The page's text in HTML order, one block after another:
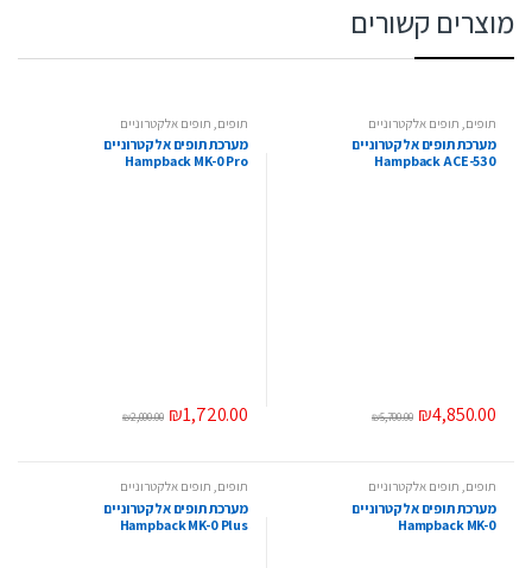
מוצרים קשורים
תופים תופים אלקטרוניים
מערכת תופים אלקטרוניים
Hampback ACE-530
₪4,850.00
₪5,700.00
תופים תופים אלקטרוניים
מערכת תופים אלקטרוניים
Hampback MK-0 Pro
₪1,720.00
₪2,000.00
תופים, תופים אלקטרוניים
מערכת תופים אלקטרוניים
Hampback MK-0
תופים, תופים אלקטרוניים
מערכת תופים אלקטרוניים
Hampback MK-0 Plus